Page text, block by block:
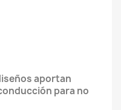
aportan
para no